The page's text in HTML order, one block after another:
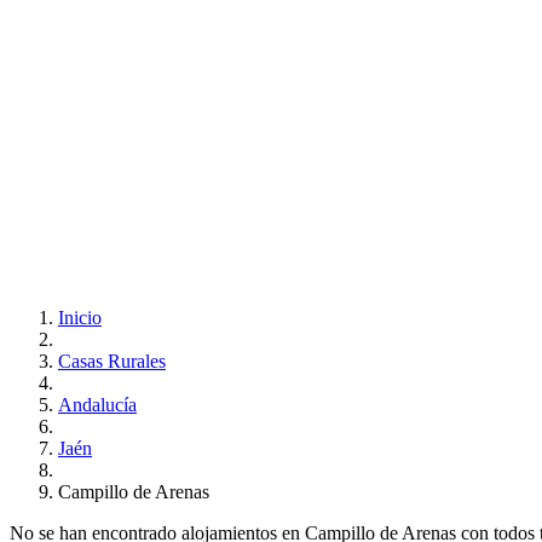
Inicio
Casas Rurales
Andalucía
Jaén
Campillo de Arenas
No se han encontrado alojamientos en Campillo de Arenas con todos